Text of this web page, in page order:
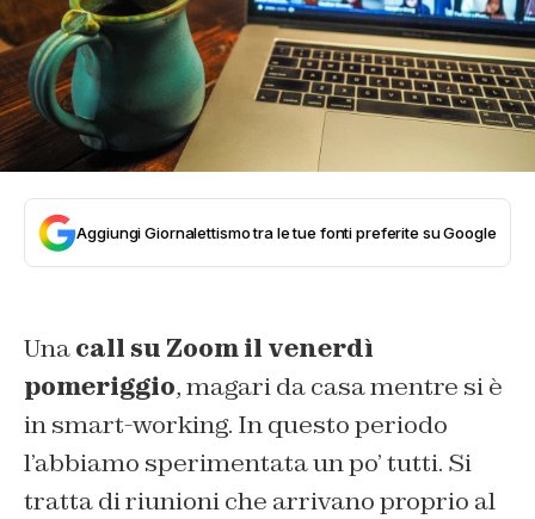
Aggiungi Giornalettismo tra le tue fonti preferite su Google
Unacall su Zoom il venerdì
pomeriggio, magari da casa mentre si è
in smart-working. In questo periodo
l’abbiamo sperimentata un po’ tutti. Si
tratta di riunioni che arrivano proprio al